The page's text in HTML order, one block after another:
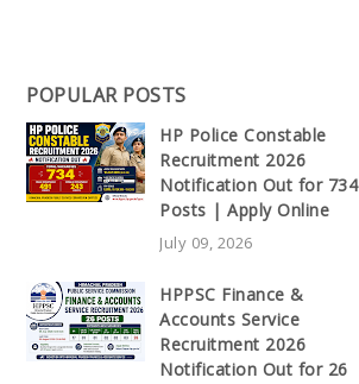
POPULAR POSTS
HP Police Constable
Recruitment 2026
Notification Out for 734
Posts | Apply Online
July 09, 2026
HPPSC Finance &
Accounts Service
Recruitment 2026
Notification Out for 26